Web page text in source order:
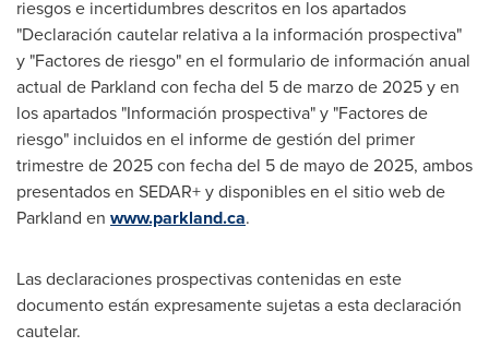
riesgos e incertidumbres descritos en los apartados
"Declaración cautelar relativa a la información prospectiva"
y "Factores de riesgo" en el formulario de información anual
actual de Parkland con fecha del 5 de marzo de 2025 y en
los apartados "Información prospectiva" y "Factores de
riesgo" incluidos en el informe de gestión del primer
trimestre de 2025 con fecha del 5 de mayo de 2025, ambos
presentados en SEDAR+ y disponibles en el sitio web de
Parkland en www.parkland.ca.
Las declaraciones prospectivas contenidas en este
documento están expresamente sujetas a esta declaración
cautelar.